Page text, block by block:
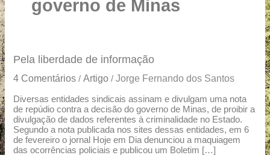
governo de Minas
Pela liberdade de informação
4 Comentários /Artigo /Jorge Fernando dos Santos
Diversas entidades sindicais assinam e divulgam uma nota
de repúdio contra a decisão do governo de Minas, de proibir a
divulgação de dados referentes à criminalidade no Estado.
Segundo a nota publicada nos sites dessas entidades, em 6
de fevereiro o jornal Hoje em Dia denunciou a maquiagem
das ocorrências policiais e publicou um Boletim […]
Pela
de
informação